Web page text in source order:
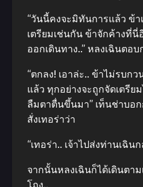
“วันนี้คงจะมิทันการแล้ว ข้า
เตรียมเช่นกัน ข้าจักค้างที่
ออกเดินทาง..” หลงเฉินตอ
“ตกลง! เอาล่ะ.. ข้าไม่รบก
แล้ว ทุกอย่างจะถูกจัดเตรี
ลืมตาตื่นขึ้นมา” เท็นช่าบอ
สั่งเทอร่าว่า
“เทอร่า.. เจ้าไปส่งท่านเฉิ
จากนั้นหลงเฉินก็ได้เดินตา